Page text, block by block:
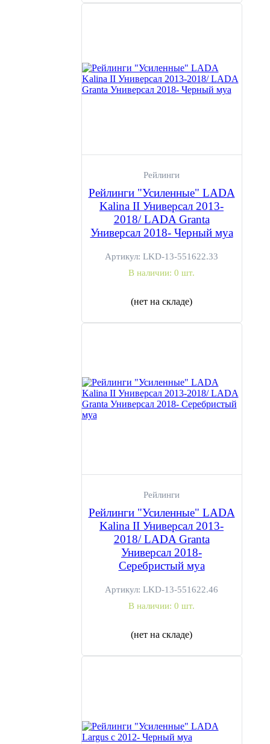
Рейлинги
Рейлинги "Усиленные" LADA
Kalina II Универсал 2013-
2018/ LADA Granta
Универсал 2018- Черный муа
Артикул: LKD-13-551622.33
В наличии: 0 шт.
(нет на складе)
Рейлинги
Рейлинги "Усиленные" LADA
Kalina II Универсал 2013-
2018/ LADA Granta
Универсал 2018-
Серебристый муа
Артикул: LKD-13-551622.46
В наличии: 0 шт.
(нет на складе)